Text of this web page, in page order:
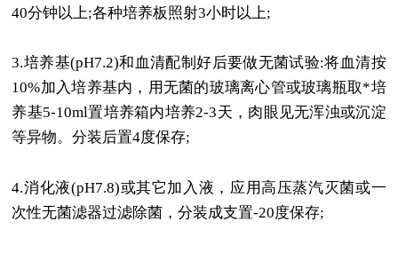
40分钟以上;各种培养板照射3小时以上;
3.培养基(pH7.2)和血清配制好后要做无菌试验:将血清按
10%加入培养基内，用无菌的玻璃离心管或玻璃瓶取*培
养基5-10ml置培养箱内培养2-3天，肉眼见无浑浊或沉淀
等异物。分装后置4度保存;
4.消化液(pH7.8)或其它加入液，应用高压蒸汽灭菌或一
次性无菌滤器过滤除菌，分装成支置-20度保存;